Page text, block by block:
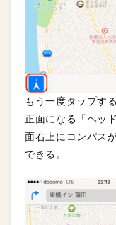
もう一度タップす
正面になる「ヘッ
面右上にコンパス
できる。